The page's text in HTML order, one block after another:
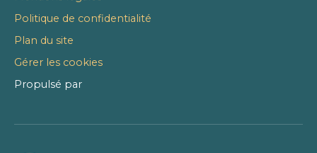
Politique de confidentialité
Plan du site
Gérer les cookies
Propulsé par